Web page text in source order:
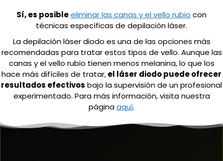
Sí, es posibleeliminar las canas y el vello rubio con
técnicas específicas de depilación láser.
La depilación láser diodo es una de las opciones más
recomendadas para tratar estos tipos de vello. Aunque las
canas y el vello rubio tienen menos melanina, lo que los
hace más difíciles de tratar,el láser diodo puede ofrecer
resultados efectivos bajo la supervisión de un profesional
experimentado. Para más información, visita nuestra
páginaaquí.